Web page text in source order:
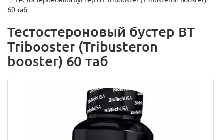
60 таб
Тестостероновый бустер BT
Tribooster (Tribusteron
booster) 60 таб